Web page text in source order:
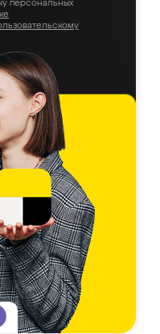
персональных